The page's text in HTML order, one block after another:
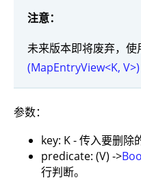
注意：
未来版本即将废弃，使
(MapEntryView<K,
参数：
key: K - 传入要删除
predicate: (V) ->
行判断。